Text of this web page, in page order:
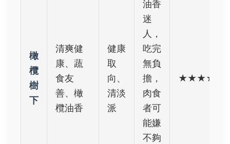
橄
欖
樹
下
清爽健
康、蔬
食友
善、橄
欖油香
健康
取
向、
清淡
派
油香
迷
人，
吃完
無負
擔，
肉食
者可
能嫌
不夠
★★★☆☆